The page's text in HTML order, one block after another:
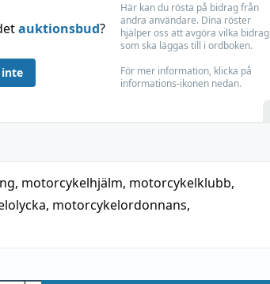
auktionsbud?
Här kan du rösta på bidrag från
andra användare. Dina röster
hjälper oss att avgöra vilka bidrag
som ska läggas till i ordboken.
För mer information, klicka på
informations-ikonen nedan.
, motorcykelhjälm, motorcykelklubb,
, motorcykelordonnans,